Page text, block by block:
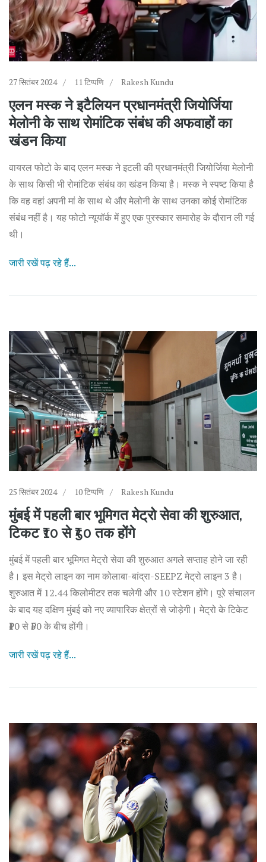
27 सितंबर 2024 11 टिप्पणि Rakesh Kundu
एलन मस्क ने इटैलियन प्रधानमंत्री जियोर्जिया
मेलोनी के साथ रोमांटिक संबंध की अफवाहों का
खंडन किया
वायरल फोटो के बाद एलन मस्क ने इटली की प्रधानमंत्री जियोर्जिया मेलोनी
के साथ किसी भी रोमांटिक संबंध का खंडन किया है। मस्क ने स्पष्ट किया है
कि वह वहां अपनी मां के साथ थे और मेलोनी के साथ उनका कोई रोमांटिक
संबंध नहीं है। यह फोटो न्यूयॉर्क में हुए एक पुरस्कार समारोह के दौरान ली गई
थी।
जारी रखें पढ़ रहे हैं...
25 सितंबर 2024 10 टिप्पणि Rakesh Kundu
मुंबई में पहली बार भूमिगत मेट्रो सेवा की शुरुआत,
टिकट ₹10 से ₹50 तक होंगे
मुंबई में पहली बार भूमिगत मेट्रो सेवा की शुरुआत अगले सप्ताह होने जा रही
है। इस मेट्रो लाइन का नाम कोलाबा-बांद्रा-SEEPZ मेट्रो लाइन 3 है।
शुरुआत में 12.44 किलोमीटर तक चलेगी और 10 स्टेशन होंगे। पूरे संचालन
के बाद यह दक्षिण मुंबई को नए व्यापारिक क्षेत्रों से जोड़ेगी। मेट्रो के टिकेट
₹10 से ₹50 के बीच होंगी।
जारी रखें पढ़ रहे हैं...